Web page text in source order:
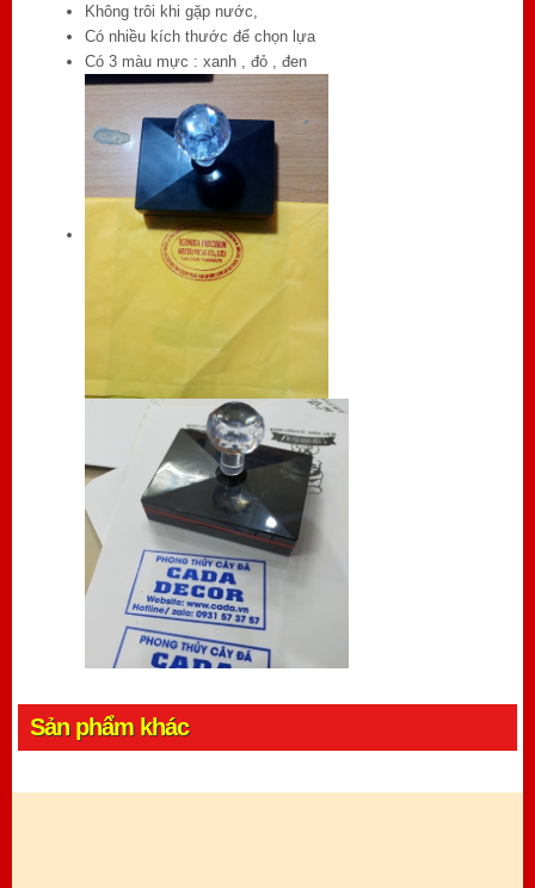
Không trôi khi gặp nước,
Có nhiều kích thước để chọn lựa
Có 3 màu mực : xanh , đỏ , đen
Sản phẩm khác